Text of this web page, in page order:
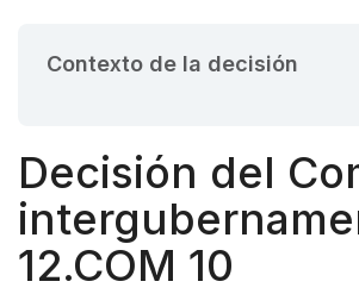
Contexto de la decisión
Decisión del
12.COM 10